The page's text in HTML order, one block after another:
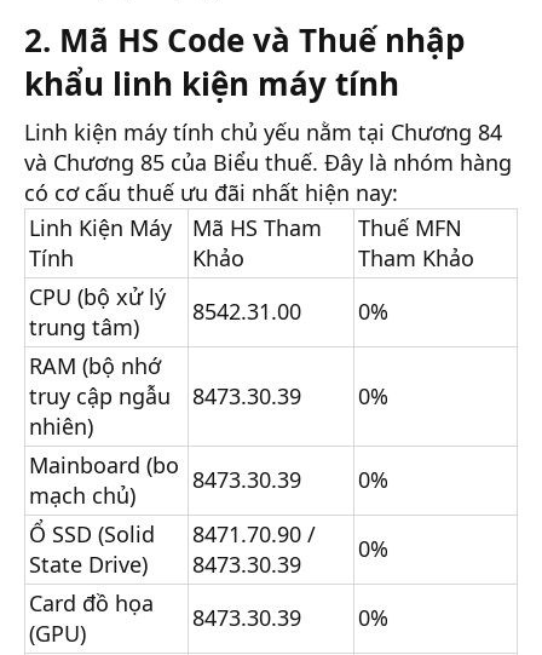
2. Mã HS Code và Thuế nhập
khẩu linh kiện máy tính
Linh kiện máy tính chủ yếu nằm tại Chương 84
và Chương 85 của Biểu thuế. Đây là nhóm hàng
có cơ cấu thuế ưu đãi nhất hiện nay:
Linh Kiện Máy
Tính
Mã HS Tham
Khảo
Thuế MFN
Tham Khảo
CPU (bộ xử lý
trung tâm)
8542.31.00
0%
RAM (bộ nhớ
truy cập ngẫu
nhiên)
8473.30.39 0%
Mainboard (bo
mạch chủ)
8473.30.39
0%
Ổ SSD (Solid
State Drive)
8471.70.90 /
8473.30.39
0%
Card đồ họa
(GPU)
8473.30.39
0%